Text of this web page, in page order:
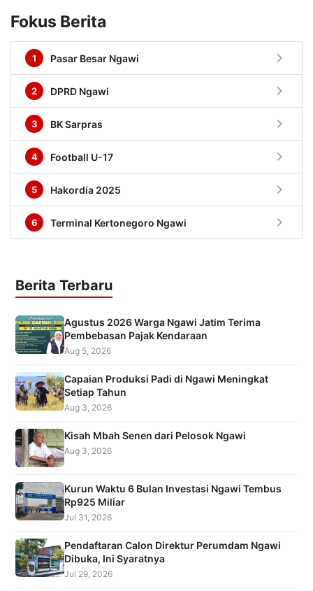
Fokus Berita
1 Pasar Besar Ngawi chevron_right
2 DPRD Ngawi chevron_right
3 BK Sarpras chevron_right
4 Football U-17 chevron_right
5 Hakordia 2025 chevron_right
6 Terminal Kertonegoro Ngawi chevron_right
Berita Terbaru
Agustus 2026 Warga Ngawi Jatim Terima
Pembebasan Pajak Kendaraan
Aug 5, 2026
Capaian Produksi Padi di Ngawi Meningkat
Setiap Tahun
Aug 3, 2026
Kisah Mbah Senen dari Pelosok Ngawi
Aug 3, 2026
Kurun Waktu 6 Bulan Investasi Ngawi Tembus
Rp925 Miliar
Jul 31, 2026
Pendaftaran Calon Direktur Perumdam Ngawi
Dibuka, Ini Syaratnya
Jul 29, 2026